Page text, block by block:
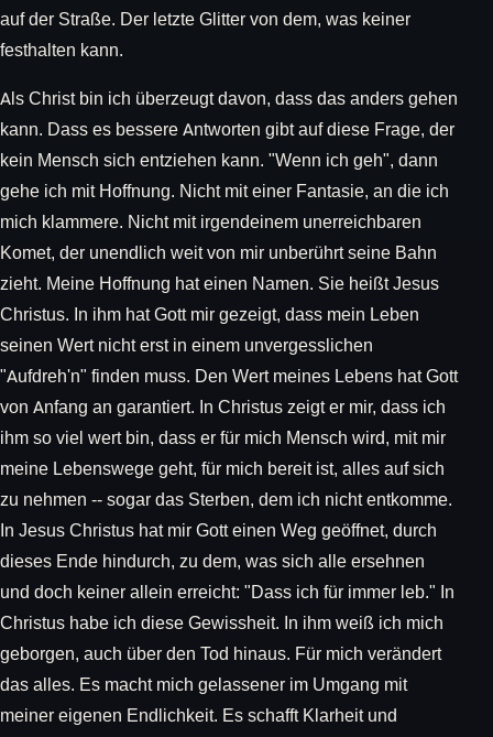
auf der Straße. Der letzte Glitter von dem, was keiner
festhalten kann.
Als Christ bin ich überzeugt davon, dass das anders gehen
kann. Dass es bessere Antworten gibt auf diese Frage, der
kein Mensch sich entziehen kann. "Wenn ich geh", dann
gehe ich mit Hoffnung. Nicht mit einer Fantasie, an die ich
mich klammere. Nicht mit irgendeinem unerreichbaren
Komet, der unendlich weit von mir unberührt seine Bahn
zieht. Meine Hoffnung hat einen Namen. Sie heißt Jesus
Christus. In ihm hat Gott mir gezeigt, dass mein Leben
seinen Wert nicht erst in einem unvergesslichen
"Aufdreh'n" finden muss. Den Wert meines Lebens hat Gott
von Anfang an garantiert. In Christus zeigt er mir, dass ich
ihm so viel wert bin, dass er für mich Mensch wird, mit mir
meine Lebenswege geht, für mich bereit ist, alles auf sich
zu nehmen -- sogar das Sterben, dem ich nicht entkomme.
In Jesus Christus hat mir Gott einen Weg geöffnet, durch
dieses Ende hindurch, zu dem, was sich alle ersehnen
und doch keiner allein erreicht: "Dass ich für immer leb." In
Christus habe ich diese Gewissheit. In ihm weiß ich mich
geborgen, auch über den Tod hinaus. Für mich verändert
das alles. Es macht mich gelassener im Umgang mit
meiner eigenen Endlichkeit. Es schafft Klarheit und